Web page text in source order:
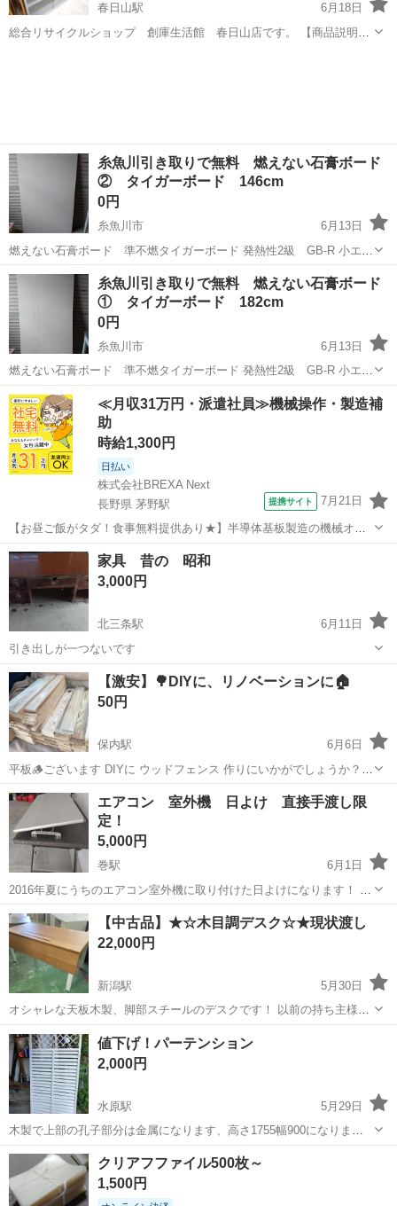
春日山駅
6月18日
総合リサイクルショップ 創庫生活館 春日山店です。 【商品説明】
糸魚川引き取りで無料 燃えない石膏ボード
② タイガーボード 146cm
0円
糸魚川市
6月13日
燃えない石膏ボード 準不燃タイガーボード 発熱性2級 GB-R 小エネ
ルギー協力製品 製造元 NY サイズ 縦146cm× 横91cm× 厚み1cm 不
要になりましたので必要なかたぜひご活用ください。サイズ違いもも
う一...
新潟 糸魚川市 オフィス用家具 石膏ボード
糸魚川引き取りで無料 燃えない石膏ボード
① タイガーボード 182cm
0円
糸魚川市
6月13日
燃えない石膏ボード 準不燃タイガーボード 発熱性2級 GB-R 小エネ
ルギー協力製品 製造元 NY サイズ 縦182cm× 横91cm× 厚み1cm 不
要になりましたので必要なかたぜひご活用ください。サイズ違いもも
う一...
新潟 糸魚川市 オフィス用家具 石膏ボード
≪月収31万円・派遣社員≫機械操作・製造補
助
時給1,300円
日払い
株式会社BREXA Next
長野県 茅野駅
提携サイト 7月21日
【お昼ご飯がタダ！食事無料提供あり★】半導体基板製造の機械オペ
レーターや検査作業！未経験活躍中★カップル＆友達同士の応募OK！
赴任旅費会社負担★嬉しい無料送迎◎正社員登用制度あり！マイカー
通勤OK！無料駐車場完備！《長野県茅...
長野 茅野市 茅野駅 その他
家具 昔の 昭和
3,000円
北三条駅
6月11日
引き出しが一つないです
新潟 南蒲原郡 北三条駅 オフィス用家具
【激安】🌳DIYに、リノベーションに🏠
50円
保内駅
6月6日
平板🪵ございます DIYに ウッドフェンス 作りにいかがでしょうか？
いろいろサイズありますが、全て1枚50円にです。 冬前に在庫処分い
たします。 長さ60から70センチ、 厚さ1.5センチ.幅9センチ
新潟 三条市 オフィス用家具 リノベーション
エアコン 室外機 日よけ 直接手渡し限
定！
5,000円
巻駅
6月1日
2016年夏にうちのエアコン室外機に取り付けた日よけになります！ ダ
イキンの14畳用のエアコン室外機でした！ サイズ‥ 横幅89センチ！
縦幅43センチになります！ 取り付けビスは新品をお付けします！ 傷や
汚れもありますが、...
新潟 新潟市 巻駅 オフィス用家具
【中古品】★☆木目調デスク☆★現状渡し
22,000円
新潟駅
5月30日
オシャレな天板木製、脚部スチールのデスクです！ 以前の持ち主様に
よると、メーカーはオリバーとのことですが、 メーカーシール等がな
いため、保証はいたしかねます。 全体的に目立った外傷はなく、かな
りしっかりした作りで、...
新潟 新潟市 新潟駅
値下げ！パーテンション
2,000円
水原駅
5月29日
木製で上部の孔子部分は金属になります、高さ1755幅900になりま
す、使用に伴ったビス穴が有ります。
新潟 阿賀野市 オフィス用家具
クリアフファイル500枚～
1,500円